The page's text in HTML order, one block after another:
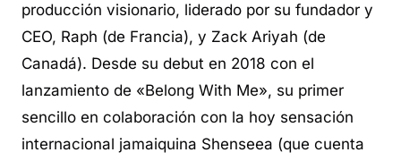
producción visionario, liderado por su fundador y
CEO, Raph (de Francia), y Zack Ariyah (de
Canadá). Desde su debut en 2018 con el
lanzamiento de «Belong With Me», su primer
sencillo en colaboración con la hoy sensación
internacional jamaiquina Shenseea (que cuenta